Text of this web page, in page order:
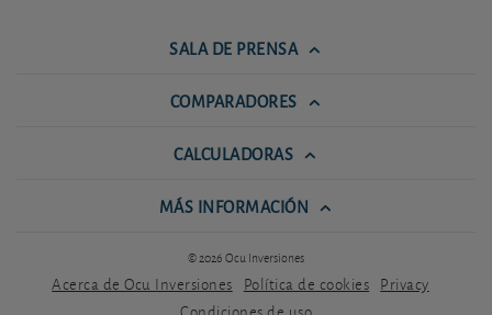
SALA DE PRENSA
COMPARADORES
CALCULADORAS
MÁS INFORMACIÓN
© 2026 Ocu Inversiones
Acerca de Ocu Inversiones Política de cookies Privacy